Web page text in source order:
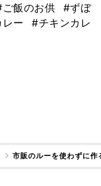
飯のお供
#ずぼ
ー
#チキンカレ
市販のルーを使わずに